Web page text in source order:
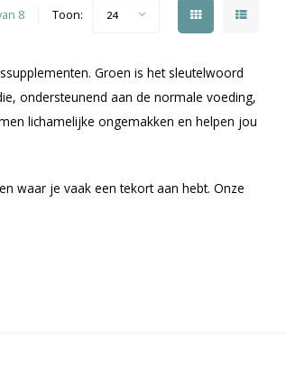
8 Toon: 24
Groen is het sleutelwoord
ondersteunend aan de normale voeding,
lichamelijke ongemakken en helpen jou
waar je vaak een tekort aan hebt. Onze